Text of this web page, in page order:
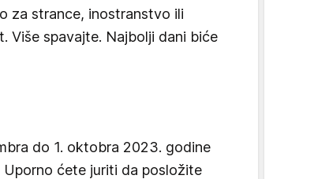
za strance, inostranstvo ili
Više spavajte. Najbolji dani biće
do 1. oktobra 2023. godine
Uporno ćete juriti da posložite